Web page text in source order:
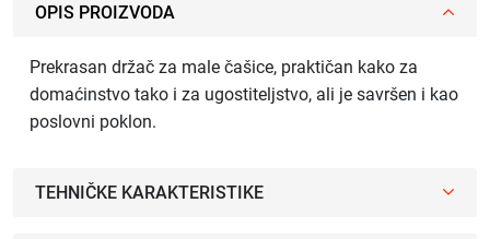
OPIS PROIZVODA
Prekrasan držač za male čašice, praktičan kako za
domaćinstvo tako i za ugostiteljstvo, ali je savršen i kao
poslovni poklon.
TEHNIČKE KARAKTERISTIKE